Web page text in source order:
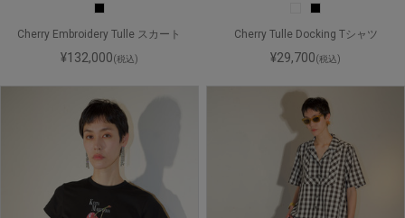
Cherry Embroidery Tulle スカート
¥132,000(税込)
Cherry Tulle Docking Tシャツ
¥29,700(税込)